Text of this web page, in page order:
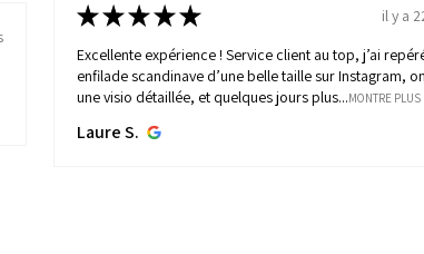
★★★★★
il y a
Excellente expérience ! Service client au top, j’ai
enfilade scandinave d’une belle taille sur Instagram,
une visio détaillée, et quelques jours plus...MONTRE PLUS
Laure S.